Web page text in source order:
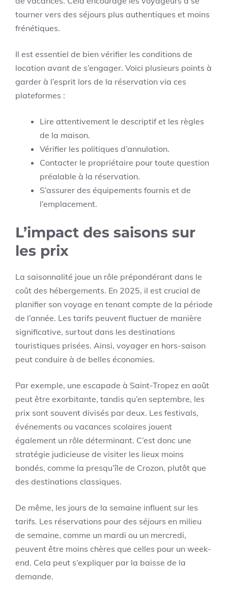
tourner vers des séjours plus authentiques et moins
frénétiques.
Il est essentiel de bien vérifier les conditions de
location avant de s’engager. Voici plusieurs points à
garder à l’esprit lors de la réservation via ces
plateformes :
Lire attentivement le descriptif et les règles
de la maison.
Vérifier les politiques d’annulation.
Contacter le propriétaire pour toute question
préalable à la réservation.
S’assurer des équipements fournis et de
l’emplacement.
L’impact des saisons sur
les prix
La saisonnalité joue un rôle prépondérant dans le
coût des hébergements. En 2025, il est crucial de
planifier son voyage en tenant compte de la période
de l’année. Les tarifs peuvent fluctuer de manière
significative, surtout dans les destinations
touristiques prisées. Ainsi, voyager en hors-saison
peut conduire à de belles économies.
Par exemple, une escapade à Saint-Tropez en août
peut être exorbitante, tandis qu’en septembre, les
prix sont souvent divisés par deux. Les festivals,
événements ou vacances scolaires jouent
également un rôle déterminant. C’est donc une
stratégie judicieuse de visiter les lieux moins
bondés, comme la presqu’île de Crozon, plutôt que
des destinations classiques.
De même, les jours de la semaine influent sur les
tarifs. Les réservations pour des séjours en milieu
de semaine, comme un mardi ou un mercredi,
peuvent être moins chères que celles pour un week-
end. Cela peut s’expliquer par la baisse de la
demande.